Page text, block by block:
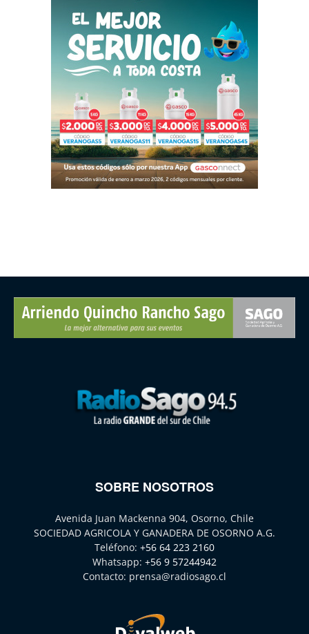
SOBRE NOSOTROS
Avenida Juan Mackenna 904, Osorno, Chile
SOCIEDAD AGRICOLA Y GANADERA DE OSORNO A.G.
Teléfono: +56 64 223 2160
Whatsapp: +56 9 57244942
Contacto: prensa@radiosago.cl